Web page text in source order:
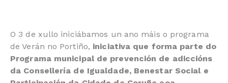
O 3 de xullo iniciábamos un ano máis o programa
de Verán no Portiño, iniciativa que forma parte do
Programa municipal de prevención de adiccións
da Consellería de Igualdade, Benestar Social e